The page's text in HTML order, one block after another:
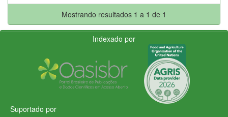
Mostrando resultados 1 a 1 de 1
Indexado por
Suportado por